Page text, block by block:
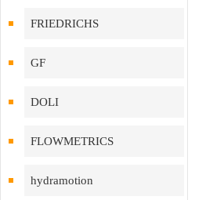
FRIEDRICHS
GF
DOLI
FLOWMETRICS
hydramotion